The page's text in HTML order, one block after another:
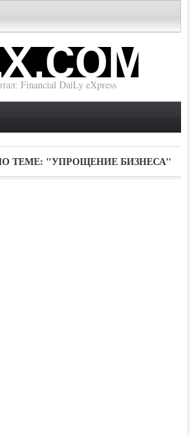
Financial DaiLy eXpress
ТЕМЕ: "УПРОЩЕНИЕ БИЗНЕСА"